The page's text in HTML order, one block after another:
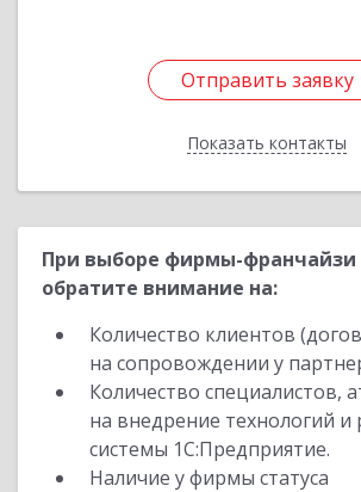
Отправить заявку
Показать контакты
Отправить заявку
Назад
При выборе фирмы-франчайзи
обратите внимание на:
Количество клиентов
на сопровождении у
Количество специалистов,
на внедрение технологий
системы 1С:Предприятие.
Наличие у фирмы статуса